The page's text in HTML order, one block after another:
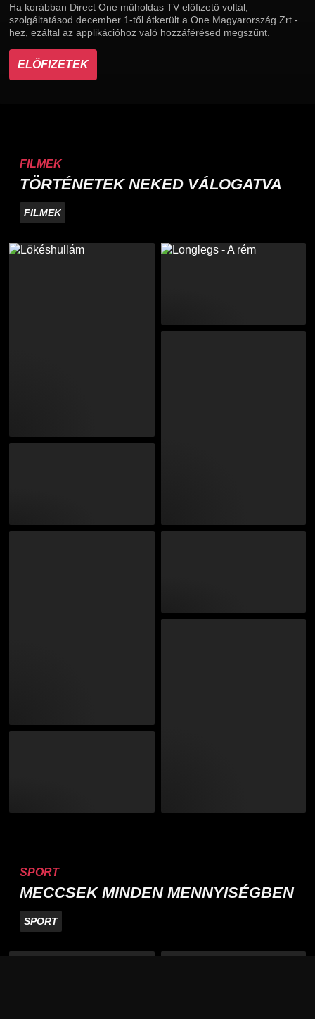
Ha korábban Direct One műholdas TV előfizető voltál,
szolgáltatásod december 1-től átkerült a One Magyarország Zrt.-
hez, ezáltal az applikációhoz való hozzáférésed megszűnt.
ELŐFIZETEK
FILMEK
TÖRTÉNETEK NEKED VÁLOGATVA
FILMEK
SPORT
MECCSEK MINDEN MENNYISÉGBEN
SPORT